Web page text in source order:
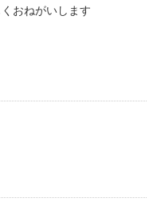
おねがいします